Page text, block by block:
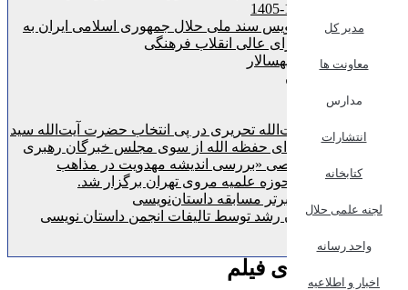
مدیر کل
معاونت ها
مدارس
انتشارات
کتابخانه
لجنه علمی حلال
واحد رسانه
اخبار و اطلاعیه
تحویل پیش نویس سند ملی حلال جمهوری اسلامی ایران به
دبیرخانه شورای عالی انقلاب فرهنگی
مروی 1 و سپهسالار
قنبرعلی خان
معمارباشی
مروی 2
پیام تبریک آیت‌الله تحریری در پی انتخاب حضرت آیت‌الله سید
مجتبی خامنه‌ای حفظه الله از سوی مجلس خبرگان رهبری
نشست تخصصی «بررسی اندیشه مهدویت در مذاهب
اسلامی» در حوزه علمیه مروی تهران برگزار شد.
اعلام نفرات برتر مسابقه داستان‌نویسی
دریافت نشان رشد توسط تالیفات انجمن داستان نویسی
سرویس خبری فیلم